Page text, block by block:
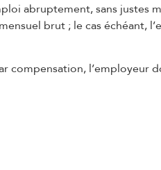
abruptement, sans justes
brut ; le cas échéant,
compensation, l’employeur